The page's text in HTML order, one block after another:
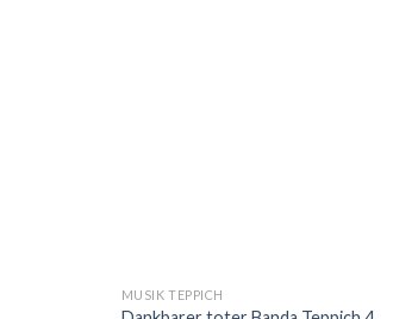
MUSIK TEPPICH